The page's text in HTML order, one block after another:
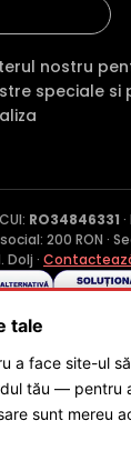
nostru
speciale si
RO34846331
200 RON ·
Dolj ·
POLITES ONLINE
tale
a face site-ul
tău — pentru
sunt mereu